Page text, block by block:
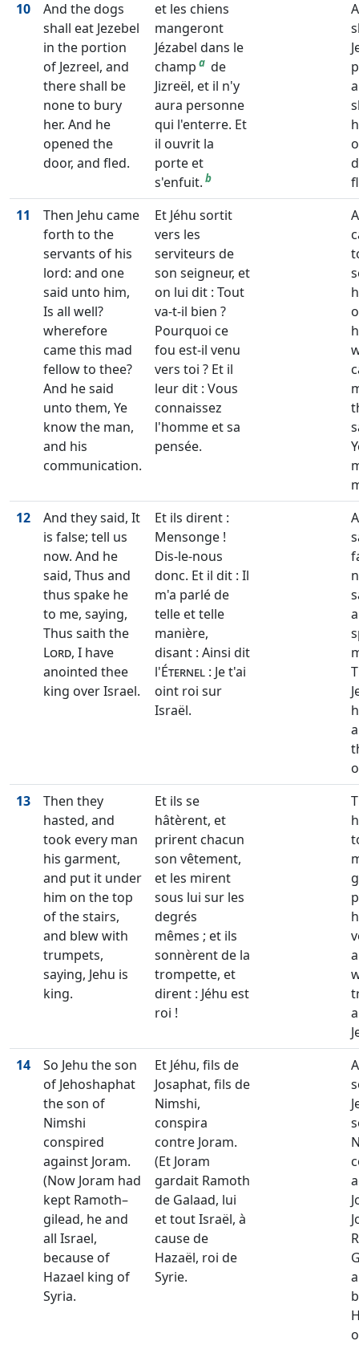
10
And the dogs
shall eat Jezebel
in the portion
of Jezreel, and
there shall be
none to bury
her. And he
opened the
door, and fled.
et les chiens
mangeront
Jézabel dans le
champ a de
Jizreël, et il n'y
aura personne
qui l'enterre. Et
il ouvrit la
porte et
s'enfuit. b
11
Then Jehu came
forth to the
servants of his
lord: and one
said unto him,
Is all well?
wherefore
came this mad
fellow to thee?
And he said
unto them, Ye
know the man,
and his
communication.
Et Jéhu sortit
vers les
serviteurs de
son seigneur, et
on lui dit : Tout
va-t-il bien ?
Pourquoi ce
fou est-il venu
vers toi ? Et il
leur dit : Vous
connaissez
l'homme et sa
pensée.
12
And they said, It
is false; tell us
now. And he
said, Thus and
thus spake he
to me, saying,
Thus saith the
Lord, I have
anointed thee
king over Israel.
Et ils dirent :
Mensonge !
Dis-le-nous
donc. Et il dit : Il
m'a parlé de
telle et telle
manière,
disant : Ainsi dit
l'Éternel : Je t'ai
oint roi sur
Israël.
13
Then they
hasted, and
took every man
his garment,
and put it under
him on the top
of the stairs,
and blew with
trumpets,
saying, Jehu is
king.
Et ils se
hâtèrent, et
prirent chacun
son vêtement,
et les mirent
sous lui sur les
degrés
mêmes ; et ils
sonnèrent de la
trompette, et
dirent : Jéhu est
roi !
14
So Jehu the son
of Jehoshaphat
the son of
Nimshi
conspired
against Joram.
(Now Joram had
kept Ramoth–
gilead, he and
all Israel,
because of
Hazael king of
Syria.
Et Jéhu, fils de
Josaphat, fils de
Nimshi,
conspira
contre Joram.
(Et Joram
gardait Ramoth
de Galaad, lui
et tout Israël, à
cause de
Hazaël, roi de
Syrie.